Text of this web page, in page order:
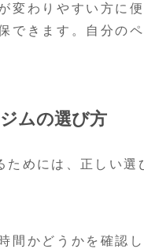
変わりやすい方に
できます。自分の
ムの選び方
めには、正しい
間かどうかを確認